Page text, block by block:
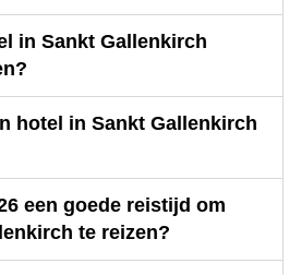
in Sankt Gallenkirch
hotel in Sankt Gallenkirch
een goede reistijd om
te reizen?